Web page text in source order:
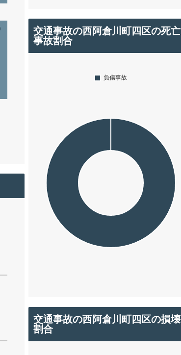
交通事故の西阿倉川町四区の死亡
事故割合
交通事故の西阿倉川町四区の損壊
割合